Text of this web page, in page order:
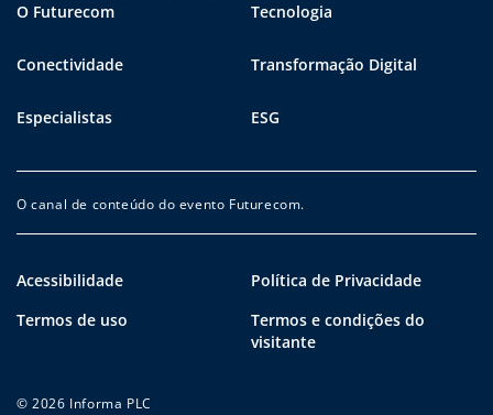
O Futurecom Tecnologia
Conectividade Transformação Digital
Especialistas ESG
O canal de conteúdo do evento Futurecom.
Acessibilidade
Política de Privacidade
Termos de uso
Termos e condições do
visitante
© 2026 Informa PLC